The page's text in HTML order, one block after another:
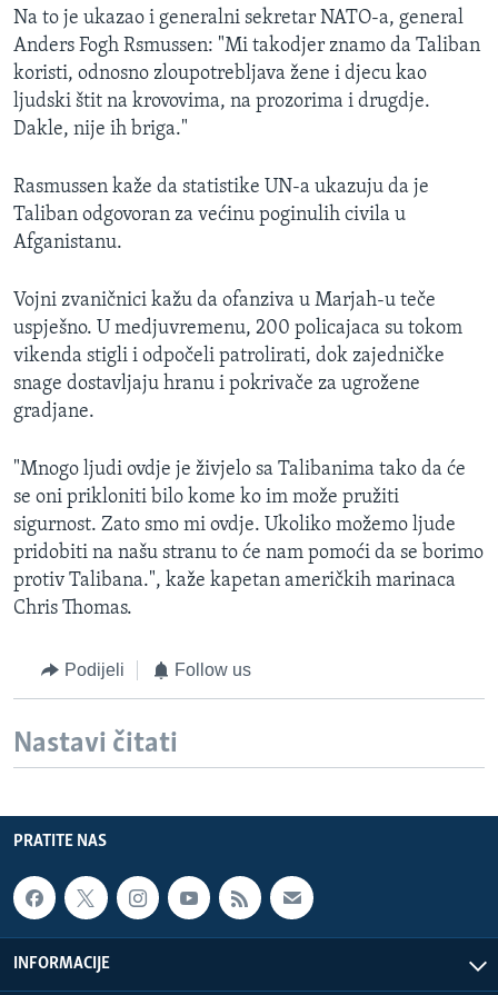
Na to je ukazao i generalni sekretar NATO-a, general
Anders Fogh Rsmussen: "Mi takodjer znamo da Taliban
koristi, odnosno zloupotrebljava žene i djecu kao
ljudski štit na krovovima, na prozorima i drugdje.
Dakle, nije ih briga."
Rasmussen kaže da statistike UN-a ukazuju da je
Taliban odgovoran za većinu poginulih civila u
Afganistanu.
Vojni zvaničnici kažu da ofanziva u Marjah-u teče
uspješno. U medjuvremenu, 200 policajaca su tokom
vikenda stigli i odpočeli patrolirati, dok zajedničke
snage dostavljaju hranu i pokrivače za ugrožene
gradjane.
"Mnogo ljudi ovdje je živjelo sa Talibanima tako da će
se oni prikloniti bilo kome ko im može pružiti
sigurnost. Zato smo mi ovdje. Ukoliko možemo ljude
pridobiti na našu stranu to će nam pomoći da se borimo
protiv Talibana.", kaže kapetan američkih marinaca
Chris Thomas.
Podijeli Follow us
Nastavi čitati
PRATITE NAS
INFORMACIJE